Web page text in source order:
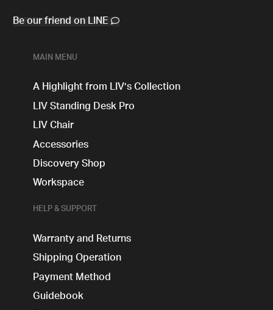
Be our friend on LINE
MAIN MENU
A Highlight from LIV’s Collection
LIV Standing Desk​ Pro
LIV Chair
Accessories
Discovery Shop
Workspace
HELP & SUPPORT
Warranty and Returns
Shipping Operation
Payment Method
Guidebook